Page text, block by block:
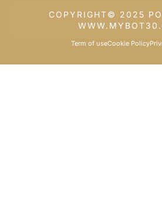
COPYRIGHT© 2025
Term of useCookie Policy